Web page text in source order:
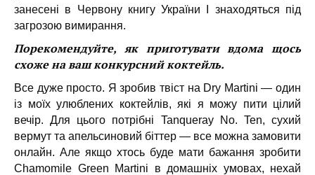
занесені в Червону книгу України І знаходяться під
загрозою вимирання.
Порекомендуйте, як приготувати вдома щось
схоже на ваш конкурсний коктейль.
Все дуже просто. Я зробив твіст на Dry Martini — один
із моїх улюблених коктейлів, які я можу пити цілий
вечір. Для цього потрібні Tanqueray No. Ten, сухий
вермут та апельсиновий біттер — все можна замовити
онлайн. Але якщо хтось буде мати бажання зробити
Chamomile Green Martini в домашніх умовах, нехай